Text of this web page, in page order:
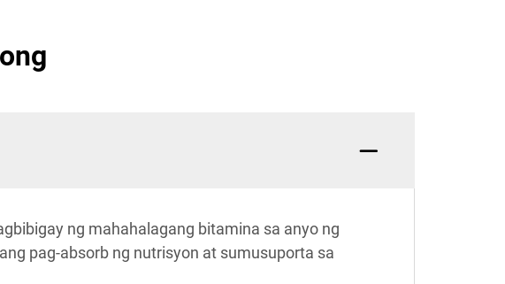
ng mahahalagang bitamina sa anyo ng
pag-absorb ng nutrisyon at sumusuporta sa